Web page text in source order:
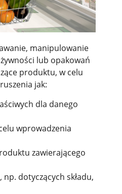
manipulowanie
lub opakowań
produktu, w celu
jak:
dla danego
wprowadzenia
zawierającego
dotyczących składu,